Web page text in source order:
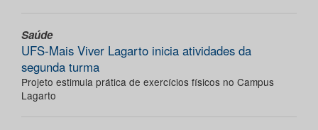
Saúde
UFS-Mais Viver Lagarto inicia atividades da
segunda turma
Projeto estimula prática de exercícios físicos no Campus
Lagarto